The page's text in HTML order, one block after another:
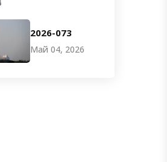
2026-073
Май 04, 2026